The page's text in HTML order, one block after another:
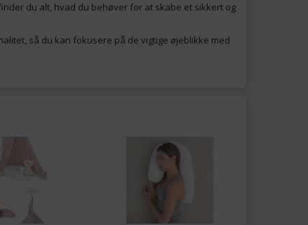
du alt, hvad du behøver for at skabe et sikkert og
så du kan fokusere på de vigtige øjeblikke med